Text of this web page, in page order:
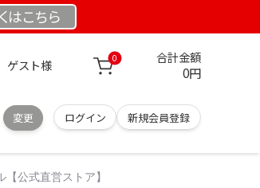
はこちら
ゲスト様 0 合計金額
0円
変更 ログイン 新規会員登録
公式直営ストア】